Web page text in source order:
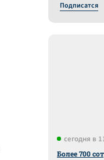
Подписатся
сегодня в
Более 700